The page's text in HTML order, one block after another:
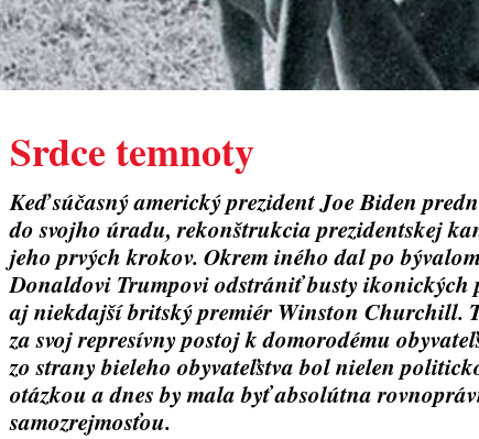
Srdce temnoty
Keď súčasný americký prezident Joe Biden
do svojho úradu, rekonštrukcia prezidentskej
jeho prvých krokov. Okrem iného dal po
Donaldovi Trumpovi odstrániť busty ikonických
aj niekdajší britský premiér Winston Churchill.
za svoj represívny postoj k domorodému
zo strany bieleho obyvateľstva bol nielen
otázkou a dnes by mala byť absolútna
samozrejmosťou.